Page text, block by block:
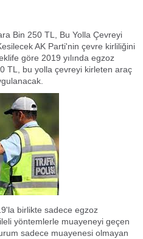
Bin 250 TL, Bu Yolla Çevreyi
AK Parti'nin çevre kirliliğini
göre 2019 yılında egzoz
TL, bu yolla çevreyi kirleten araç
birlikte sadece egzoz
yöntemlerle muayeneyi geçen
sadece muayenesi olmayan